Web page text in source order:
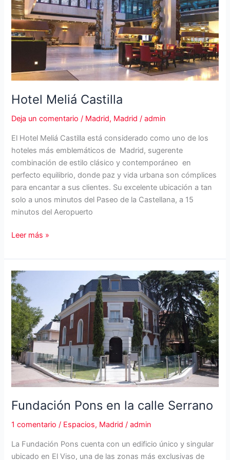
Hotel Meliá Castilla
Deja un comentario / Madrid, Madrid /admin
El Hotel Meliá Castilla está considerado como uno de los
hoteles más emblemáticos de Madrid, sugerente
combinación de estilo clásico y contemporáneo en
perfecto equilibrio, donde paz y vida urbana son cómplices
para encantar a sus clientes. Su excelente ubicación a tan
solo a unos minutos del Paseo de la Castellana, a 15
minutos del Aeropuerto
Hotel
Castilla
Leer más »
Fundación Pons en la calle Serrano
1 comentario / Espacios, Madrid /admin
La Fundación Pons cuenta con un edificio único y singular
ubicado en El Viso, una de las zonas más exclusivas de